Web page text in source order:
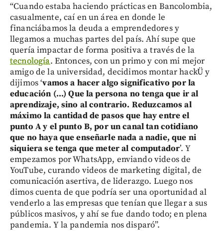
“Cuando estaba haciendo prácticas en Bancolombia,
casualmente, caí en un área en donde le
financiábamos la deuda a emprendedores y
llegamos a muchas partes del país. Ahí supe que
quería impactar de forma positiva a través de la
tecnología. Entonces, con un primo y con mi mejor
amigo de la universidad, decidimos montar hackÜ y
dijimos ‘vamos a hacer algo significativo por la
educación (...) Que la persona no tenga que ir al
aprendizaje, sino al contrario. Reduzcamos al
máximo la cantidad de pasos que hay entre el
punto A y el punto B, por un canal tan cotidiano
que no haya que enseñarle nada a nadie, que ni
siquiera se tenga que meter al computador’. Y
empezamos por WhatsApp, enviando videos de
YouTube, curando videos de marketing digital, de
comunicación asertiva, de liderazgo. Luego nos
dimos cuenta de que podría ser una oportunidad al
venderlo a las empresas que tenían que llegar a sus
públicos masivos, y ahí se fue dando todo; en plena
pandemia. Y la pandemia nos disparó”.